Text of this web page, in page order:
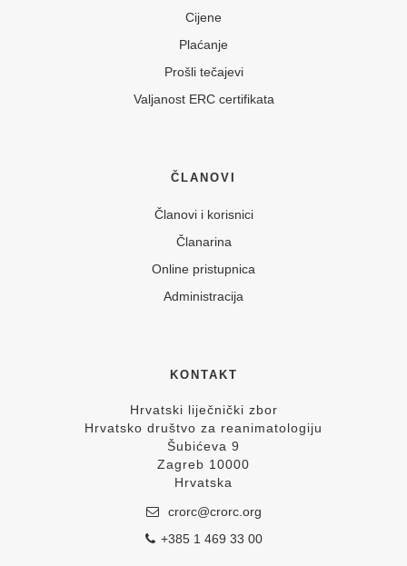
Cijene
Plaćanje
Prošli tečajevi
Valjanost ERC certifikata
ČLANOVI
Članovi i korisnici
Članarina
Online pristupnica
Administracija
KONTAKT
Hrvatski liječnički zbor
Hrvatsko društvo za reanimatologiju
Šubićeva 9
Zagreb 10000
Hrvatska
crorc@crorc.org
+385 1 469 33 00